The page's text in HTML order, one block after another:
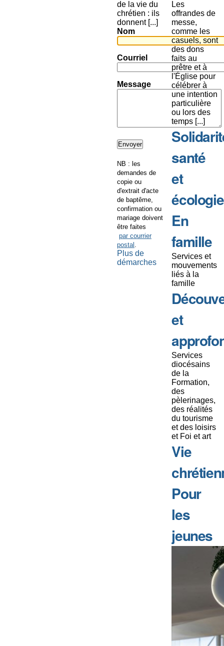
de la vie du
chrétien : ils
donnent [...]
Nom
Courriel
Message
NB : les
demandes de
copie ou
d'extrait d'acte
de baptême,
confirmation ou
mariage doivent
être faites
par courrier
postal .
Plus de
démarches
Les
offrandes de
messe,
comme les
casuels, sont
des dons
faits au
prêtre et à
l'Église pour
célébrer à
une intention
particulière
ou lors des
temps [...]
santé
et
écologie
En
famille
Services et
mouvements
liés à la
famille
et
Services
diocésains
de la
Formation,
des
pèlerinages,
des réalités
du tourisme
et des loisirs
et Foi et art
Vie
Pour
les
jeunes